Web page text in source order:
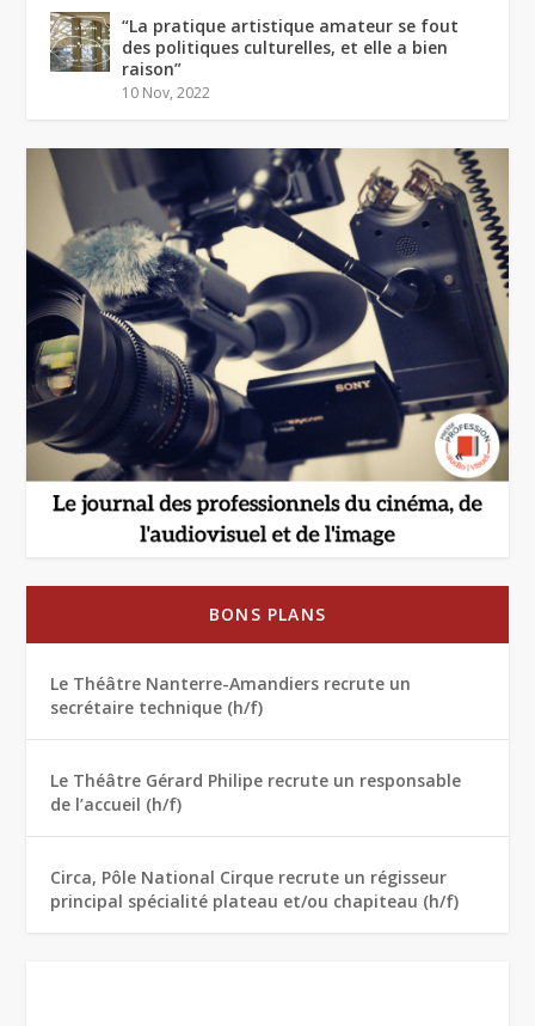
“La pratique artistique amateur se fout
des politiques culturelles, et elle a bien
raison”
10 Nov, 2022
BONS PLANS
Le Théâtre Nanterre-Amandiers recrute un
secrétaire technique (h/f)
Le Théâtre Gérard Philipe recrute un responsable
de l’accueil (h/f)
Circa, Pôle National Cirque recrute un régisseur
principal spécialité plateau et/ou chapiteau (h/f)